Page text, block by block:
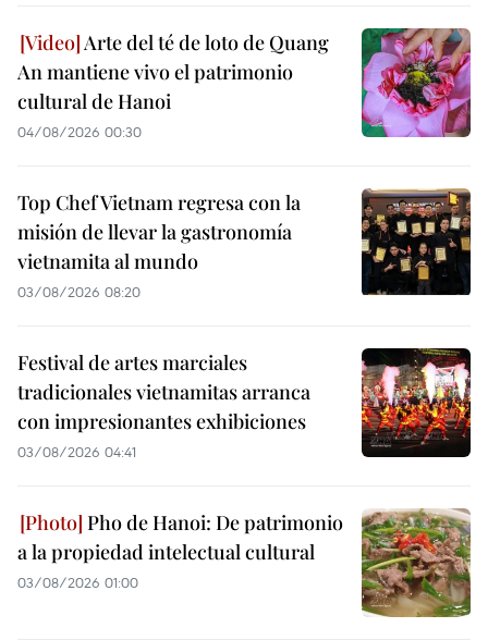
Arte del té de loto de Quang
An mantiene vivo el patrimonio
cultural de Hanoi
04/08/2026 00:30
Top Chef Vietnam regresa con la
misión de llevar la gastronomía
vietnamita al mundo
03/08/2026 08:20
Festival de artes marciales
tradicionales vietnamitas arranca
con impresionantes exhibiciones
03/08/2026 04:41
Pho de Hanoi: De patrimonio
a la propiedad intelectual cultural
03/08/2026 01:00